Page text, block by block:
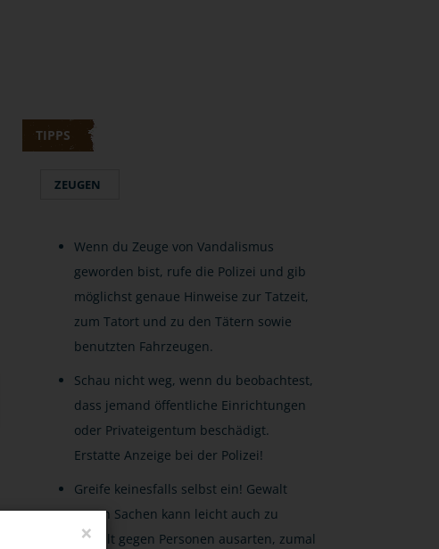
TIPPS
ZEUGEN
Wenn du Zeuge von Vandalismus
geworden bist, rufe die Polizei und gib
möglichst genaue Hinweise zur Tatzeit,
zum Tatort und zu den Tätern sowie
benutzten Fahrzeugen.
Schau nicht weg, wenn du beobachtest,
dass jemand öffentliche Einrichtungen
oder Privateigentum beschädigt.
Erstatte Anzeige bei der Polizei!
Greife keinesfalls selbst ein! Gewalt
gegen Sachen kann leicht auch zu
Gewalt gegen Personen ausarten, zumal
×